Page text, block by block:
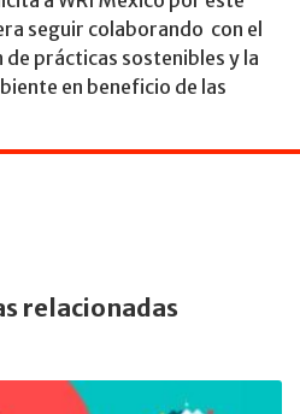
seguir colaborando con el
prácticas sostenibles y la
en beneficio de las
relacionadas